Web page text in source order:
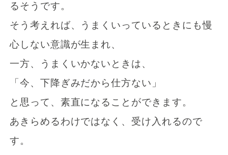
るそうです。
そう考えれば、うまくいっているときにも慢
心しない意識が生まれ、
一方、うまくいかないときは、
「今、下降ぎみだから仕方ない」
と思って、素直になることができます。
あきらめるわけではなく、受け入れるので
す。